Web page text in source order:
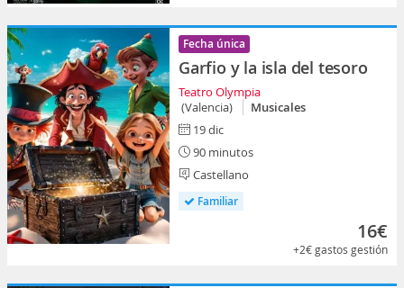
Fecha única
Garfio y la isla del tesoro
Teatro Olympia
(Valencia)
Musicales
19 dic
90 minutos
Castellano
Familiar
16€
+2€gastos gestión